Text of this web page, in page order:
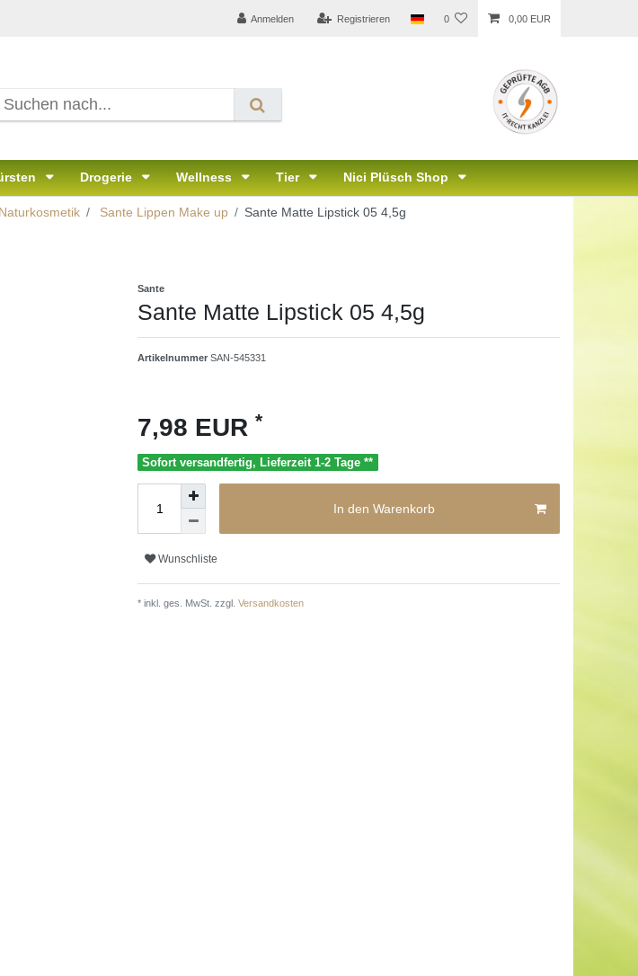
Anmelden Registrieren 0 0,00 EUR
Drogerie Wellness Tier Nici Plüsch Shop
Sante Lippen Make up Sante Matte Lipstick 05 4,5g
Sante
Sante Matte Lipstick 05 4,5g
Artikelnummer SAN-545331
7,98 EUR *
Sofort versandfertig, Lieferzeit 1-2 Tage **
In den Warenkorb
Wunschliste
* inkl. ges. MwSt. zzgl. Versandkosten